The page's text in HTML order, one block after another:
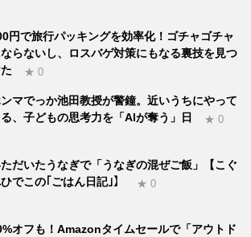
円で旅行パッキングを効率化！ゴチャゴチャ
らないし、ロスバゲ対策にもなる裏技を見つ
★ 0
マでっか池田教授が警鐘。近いうちにやって
る、子どもの思考力を「AIが奪う」日
★ 0
だいたうなぎで「うなぎの混ぜご飯」【こぐ
でこの｢ごはん日記｣】
★ 0
オフも！Amazonタイムセールで「アウトド